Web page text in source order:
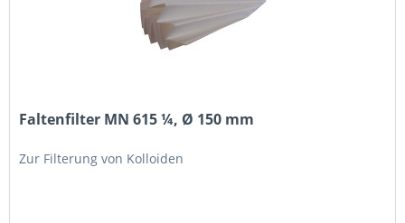
Faltenfilter MN 615 ¼, Ø 150 mm
Zur Filterung von Kolloiden